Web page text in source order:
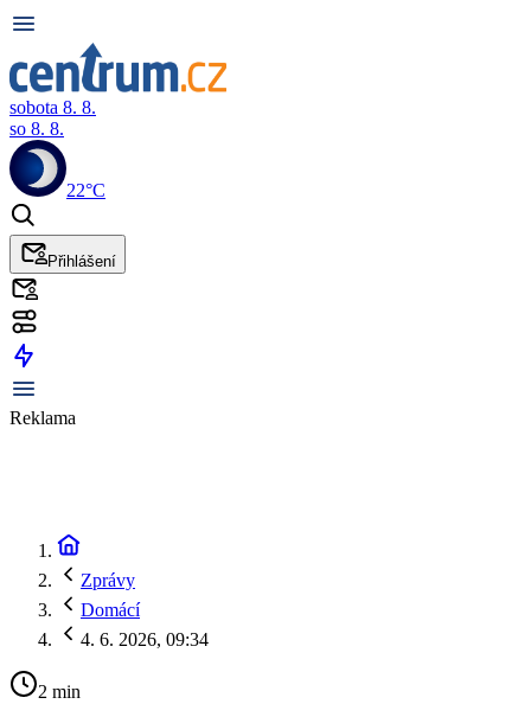
sobota 8. 8.
so 8. 8.
22°C
Přihlášení
Reklama
Zprávy
Domácí
4. 6. 2026, 09:34
2 min